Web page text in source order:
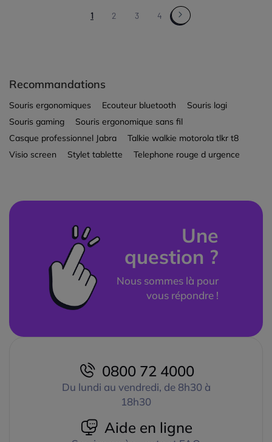
1 2 3 4
Recommandations
Souris ergonomiques Ecouteur bluetooth
Souris logi
Souris gaming
Souris ergonomique sans fil
Casque professionnel Jabra
Talkie walkie motorola tlkr t8
Visio screen
Stylet tablette Telephone rouge d urgence
Une
question ?
Nous sommes là pour
vous répondre !
0800 72 4000
Du lundi au vendredi, de 8h30 à
18h30
Aide en ligne